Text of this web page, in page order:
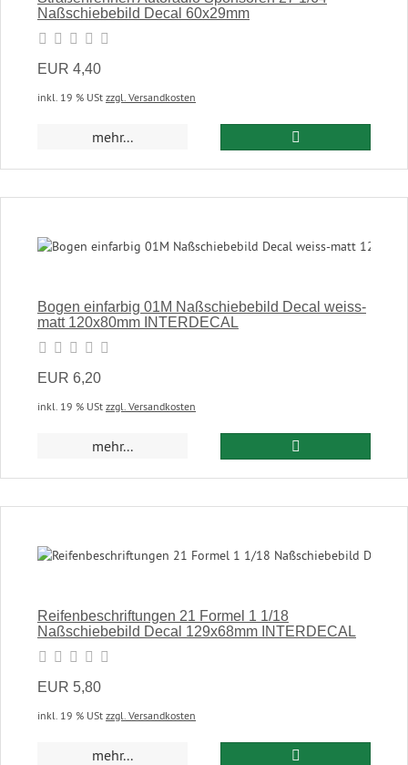
Naßschiebebild Decal 60x29mm
EUR 4,40
inkl. 19 % USt zzgl. Versandkosten
mehr...
Bogen einfarbig 01M Naßschiebebild Decal weiss-
matt 120x80mm INTERDECAL
EUR 6,20
inkl. 19 % USt zzgl. Versandkosten
mehr...
Reifenbeschriftungen 21 Formel 1 1/18
Naßschiebebild Decal 129x68mm INTERDECAL
EUR 5,80
inkl. 19 % USt zzgl. Versandkosten
mehr...